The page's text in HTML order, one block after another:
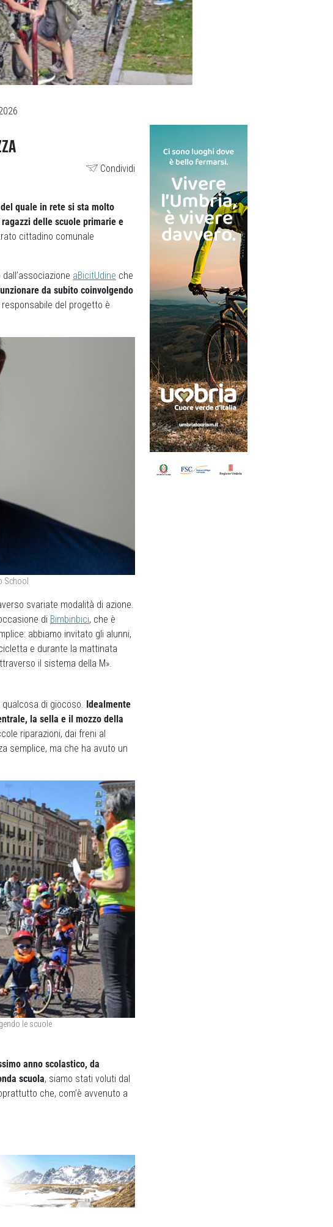
Condividi
quale in rete si sta molto
delle scuole primarie e
cittadino comunale
aBicitUdine che
da subito coinvolgendo
responsabile del progetto è
School
svariate modalità di azione.
di Bimbinbici, che è
abbiamo invitato gli alunni,
e durante la mattinata
il sistema della M».
di giocoso. Idealmente
la sella e il mozzo della
riparazioni, dai freni al
semplice, ma che ha avuto un
le scuole
anno scolastico, da
scuola, siamo stati voluti dal
che, com’è avvenuto a